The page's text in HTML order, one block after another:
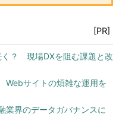
[PR]
く？ 現場DXを阻む課題と改
Webサイトの煩雑な運用を
界のデータガバナンスに